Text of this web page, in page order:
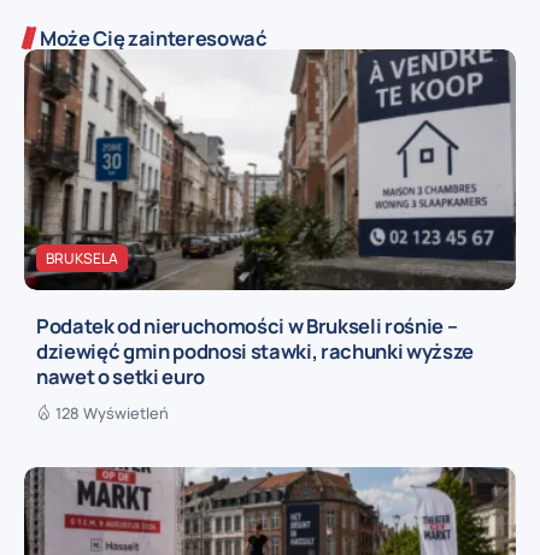
Może Cię zainteresować
BRUKSELA
Podatek od nieruchomości w Brukseli rośnie –
dziewięć gmin podnosi stawki, rachunki wyższe
nawet o setki euro
128 Wyświetleń